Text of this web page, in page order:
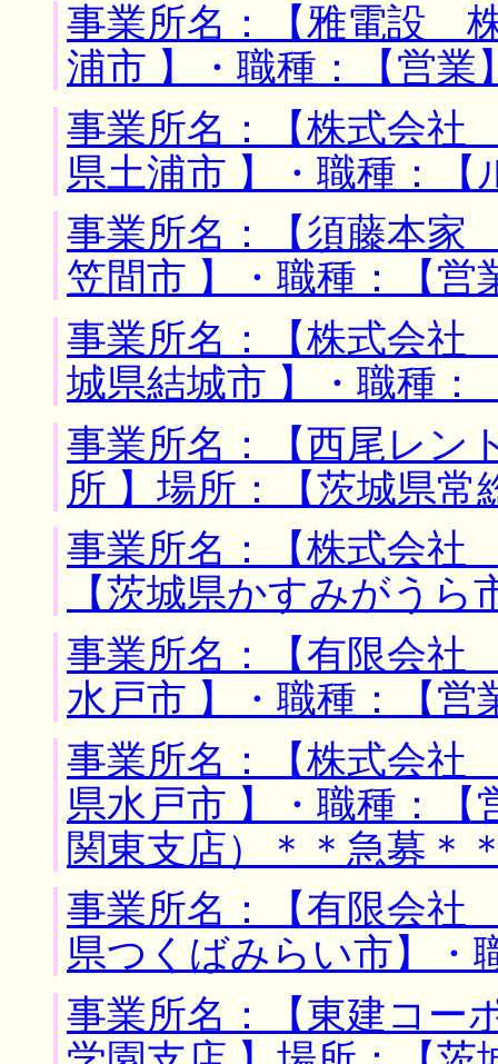
事業所名：【雅電設
浦市 】・職種：【営業
事業所名：【株式会社
県土浦市 】・職種：【
事業所名：【須藤本家
笠間市 】・職種：【営
事業所名：【株式会社
城県結城市 】・職種
事業所名：【西尾レ
所 】場所：【茨城県常
事業所名：【株式会
【茨城県かすみがう
事業所名：【有限会社
水戸市 】・職種：【営
事業所名：【株式会
県水戸市 】・職種：
関東支店）＊＊急募＊
事業所名：【有限会社
県つくばみらい市】・
事業所名：【東建コ